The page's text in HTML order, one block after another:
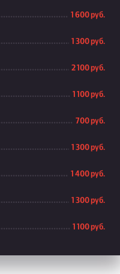
1 600 руб.
1 300 руб.
2 100 руб.
1 100 руб.
700 руб.
1 300 руб.
1 400 руб.
1 300 руб.
1 100 руб.